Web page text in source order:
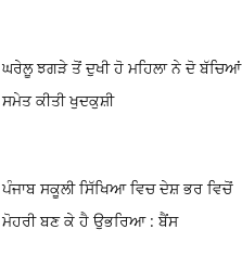
ਘਰੇਲੂ ਝਗੜੇ ਤੋਂ ਦੁਖੀ ਹੋ ਮਹਿਲਾ ਨੇ ਦੋ ਬੱਚਿਆਂ
ਸਮੇਤ ਕੀਤੀ ਖੁਦਕੁਸ਼ੀ
ਪੰਜਾਬ ਸਕੂਲੀ ਸਿੱਖਿਆ ਵਿਚ ਦੇਸ਼ ਭਰ ਵਿਚੋਂ
ਮੋਹਰੀ ਬਣ ਕੇ ਹੈ ਉਭਰਿਆ : ਬੈਂਸ